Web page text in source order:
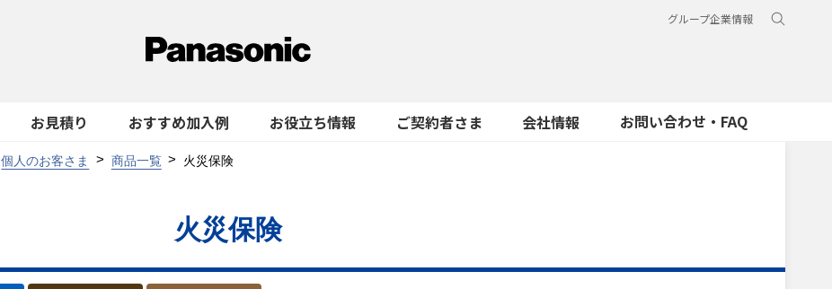
グループ企業情報
お見積り おすすめ加入例 お役立ち情報 ご契約者さま 会社情報 お問い合わせ・FAQ
個人のお客さま 商品一覧 火災保険
火災保険